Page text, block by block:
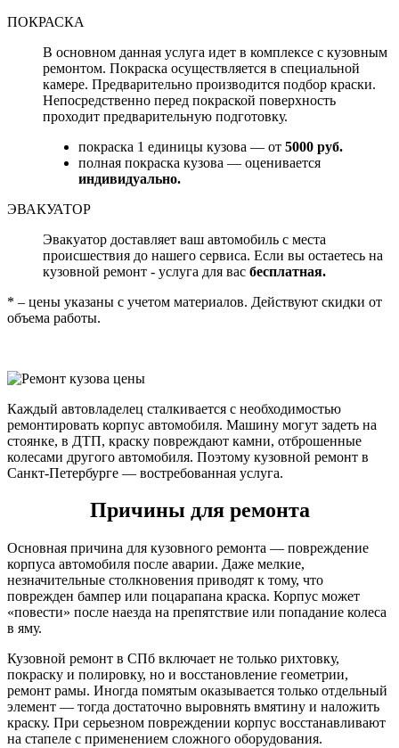
ПОКРАСКА
В основном данная услуга идет в комплексе с кузовным
ремонтом. Покраска осуществляется в специальной
камере. Предварительно производится подбор краски.
Непосредственно перед покраской поверхность
проходит предварительную подготовку.
покраска 1 единицы кузова — от 5000 руб.
полная покраска кузова — оценивается
индивидуально.
ЭВАКУАТОР
Эвакуатор доставляет ваш автомобиль с места
происшествия до нашего сервиса. Если вы остаетесь на
кузовной ремонт - услуга для вас бесплатная.
* – цены указаны с учетом материалов. Действуют скидки от
объема работы.
Каждый автовладелец сталкивается с необходимостью
ремонтировать корпус автомобиля. Машину могут задеть на
стоянке, в ДТП, краску повреждают камни, отброшенные
колесами другого автомобиля. Поэтому кузовной ремонт в
Санкт-Петербурге — востребованная услуга.
Причины для ремонта
Основная причина для кузовного ремонта — повреждение
корпуса автомобиля после аварии. Даже мелкие,
незначительные столкновения приводят к тому, что
поврежден бампер или поцарапана краска. Корпус может
«повести» после наезда на препятствие или попадание колеса
в яму.
Кузовной ремонт в СПб включает не только рихтовку,
покраску и полировку, но и восстановление геометрии,
ремонт рамы. Иногда помятым оказывается только отдельный
элемент — тогда достаточно выровнять вмятину и наложить
краску. При серьезном повреждении корпус восстанавливают
на стапеле с применением сложного оборудования.